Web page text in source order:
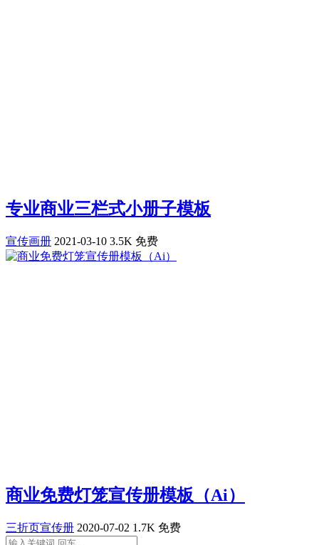
专业商业三栏式小册子模板
宣传画册 2021-03-10 3.5K 免费
商业免费灯笼宣传册模板（Ai）
三折页宣传册 2020-07-02 1.7K 免费